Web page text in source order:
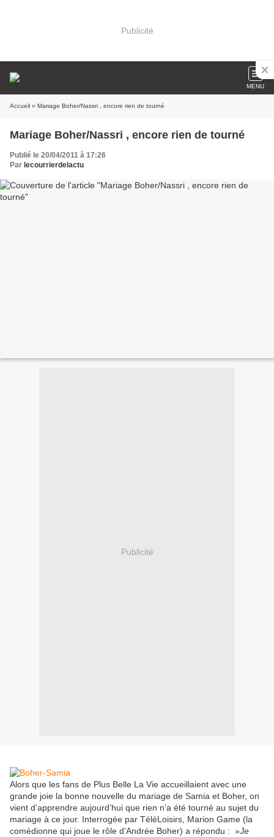
Publicité
MENU
Accueil » Mariage Boher/Nassri , encore rien de tourné
Mariage Boher/Nassri , encore rien de tourné
Publié le 20/04/2011 à 17:26
Par lecourrierdelactu
Publicité
Alors que les fans de Plus Belle La Vie accueillaient avec une
grande joie la bonne nouvelle du mariage de Samia et Boher, on
vient d’apprendre aujourd’hui que rien n’a été tourné au sujet du
mariage à ce jour. Interrogée par TéléLoisirs, Marion Game (la
comédionne qui joue le rôle d’Andrée Boher) a répondu : »Je